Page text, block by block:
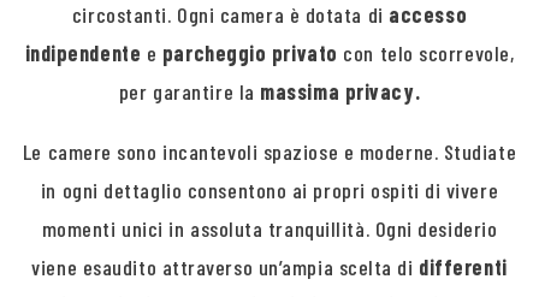
circostanti. Ogni camera è dotata di accesso
indipendente e parcheggio privato con telo scorrevole,
per garantire la massima privacy.
Le camere sono incantevoli spaziose e moderne. Studiate
in ogni dettaglio consentono ai propri ospiti di vivere
momenti unici in assoluta tranquillità. Ogni desiderio
viene esaudito attraverso un’ampia scelta di differenti